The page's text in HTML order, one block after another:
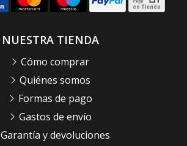
NUESTRA TIENDA
Cómo comprar
Quiénes somos
Formas de pago
Gastos de envío
Garantía y devoluciones